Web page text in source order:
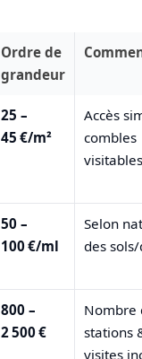
Ordre de
grandeur
25 –
45 €/m²
Accès
combles
visitables
50 –
100 €/ml
Selon
des
800 –
2 500 €
Nombre
stations
visites